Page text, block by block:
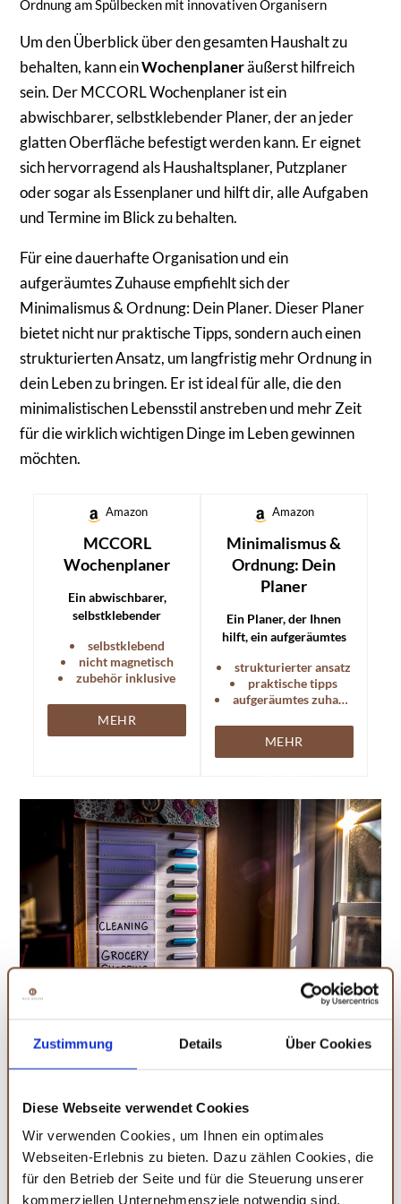
Zustimmung Details Über Cookies
Diese Webseite verwendet Cookies
Wir verwenden Cookies, um Ihnen ein optimales
Webseiten-Erlebnis zu bieten. Dazu zählen Cookies, die
für den Betrieb der Seite und für die Steuerung unserer
kommerziellen Unternehmensziele notwendig sind,
Ordnung am Spülbecken mit innovativen Organisern
Um den Überblick über den gesamten Haushalt zu
behalten, kann einWochenplaneräußerst hilfreich
sein. Der MCCORL Wochenplaner ist ein
abwischbarer, selbstklebender Planer, der an jeder
glatten Oberfläche befestigt werden kann. Er eignet
sich hervorragend als Haushaltsplaner, Putzplaner
oder sogar als Essenplaner und hilft dir, alle Aufgaben
und Termine im Blick zu behalten.
Für eine dauerhafte Organisation und ein
aufgeräumtes Zuhause empfiehlt sich der
Minimalismus & Ordnung: Dein Planer. Dieser Planer
bietet nicht nur praktische Tipps, sondern auch einen
strukturierten Ansatz, um langfristig mehr Ordnung in
dein Leben zu bringen. Er ist ideal für alle, die den
minimalistischen Lebensstil anstreben und mehr Zeit
für die wirklich wichtigen Dinge im Leben gewinnen
möchten.
Amazon
MCCORL
Wochenplaner
Ein abwischbarer,
selbstklebender
Wand, perfekt für die
Organisation des
Haushalts.
selbstklebend
nicht magnetisch
zubehör inklusive
MEHR
Amazon
Minimalismus &
Ordnung: Dein
Planer
Ein Planer, der Ihnen
hilft, ein aufgeräumtes
minimalistischeren
Lebensstil zu erreichen.
strukturierter ansatz
praktische tipps
aufgeräumtes zuhause
MEHR
Effiziente Haushaltsplanung mit dem MCCORL Planer
effektive Haushaltsführung nicht nur aus der
Organisation von Aufgaben und Gegenständen
besteht, sondern auch aus dem Wissen, wie man die
Dinge richtig macht. Das Buch Der perfekte Haushalt: